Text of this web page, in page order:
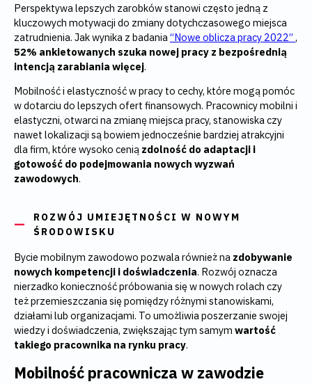
Perspektywa lepszych zarobków stanowi często jedną z
kluczowych motywacji do zmiany dotychczasowego miejsca
zatrudnienia. Jak wynika z badania “Nowe oblicza pracy 2022” ,
52% ankietowanych szuka nowej pracy z bezpośrednią
intencją zarabiania więcej.
Mobilność i elastyczność w pracy to cechy, które mogą pomóc
w dotarciu do lepszych ofert finansowych. Pracownicy mobilni i
elastyczni, otwarci na zmianę miejsca pracy, stanowiska czy
nawet lokalizacji są bowiem jednocześnie bardziej atrakcyjni
dla firm, które wysoko cenią zdolność do adaptacji i
gotowość do podejmowania nowych wyzwań
zawodowych.
ROZWÓJ UMIEJĘTNOŚCI W NOWYM
ŚRODOWISKU
Bycie mobilnym zawodowo pozwala również na zdobywanie
nowych kompetencji i doświadczenia. Rozwój oznacza
nierzadko konieczność próbowania się w nowych rolach czy
też przemieszczania się pomiędzy różnymi stanowiskami,
działami lub organizacjami. To umożliwia poszerzanie swojej
wiedzy i doświadczenia, zwiększając tym samym wartość
takiego pracownika na rynku pracy.
Mobilność pracownicza w zawodzie